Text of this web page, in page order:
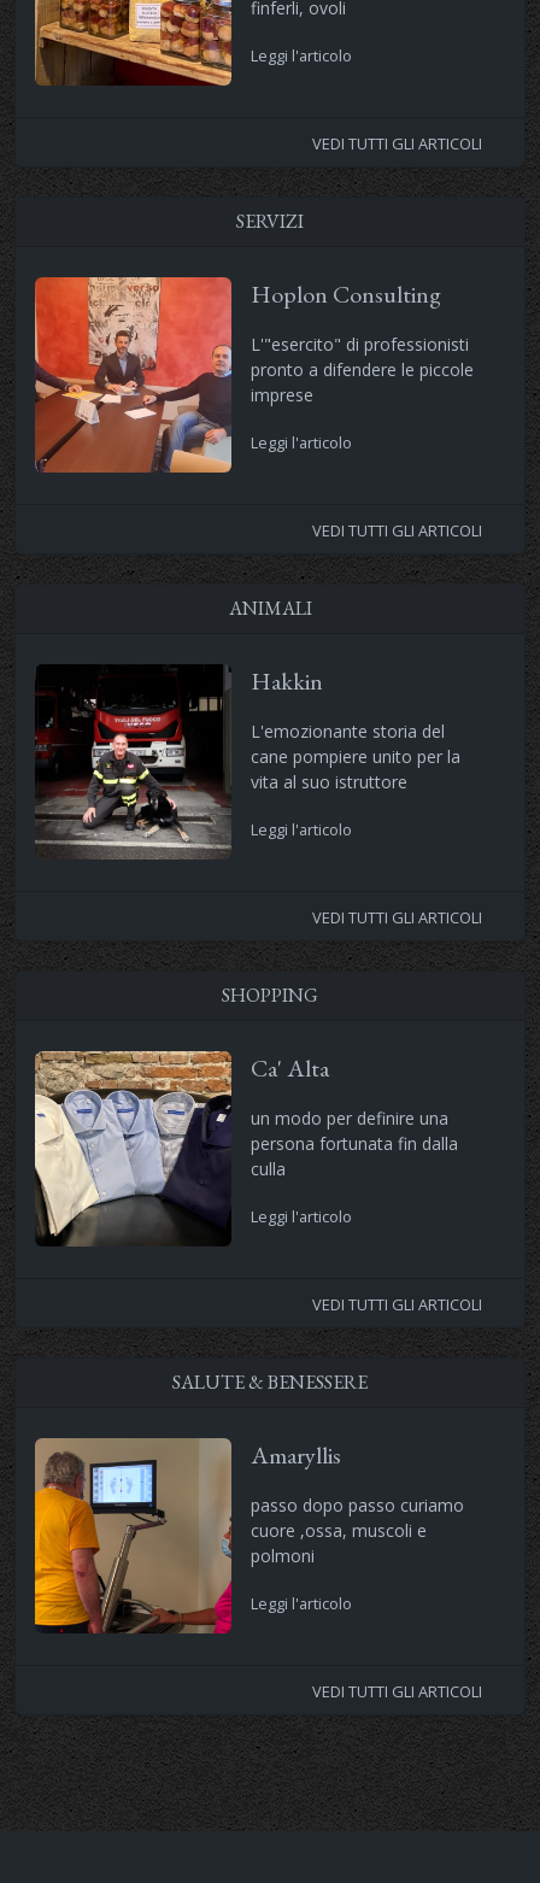
finferli, ovoli
Leggi l'articolo
VEDI TUTTI GLI ARTICOLI
SERVIZI
Hoplon Consulting
L'"esercito" di professionisti
pronto a difendere le piccole
imprese
Leggi l'articolo
VEDI TUTTI GLI ARTICOLI
ANIMALI
Hakkin
L'emozionante storia del
cane pompiere unito per la
vita al suo istruttore
Leggi l'articolo
VEDI TUTTI GLI ARTICOLI
SHOPPING
Ca' Alta
un modo per definire una
persona fortunata fin dalla
culla
Leggi l'articolo
VEDI TUTTI GLI ARTICOLI
SALUTE & BENESSERE
Amaryllis
passo dopo passo curiamo
cuore ,ossa, muscoli e
polmoni
Leggi l'articolo
VEDI TUTTI GLI ARTICOLI